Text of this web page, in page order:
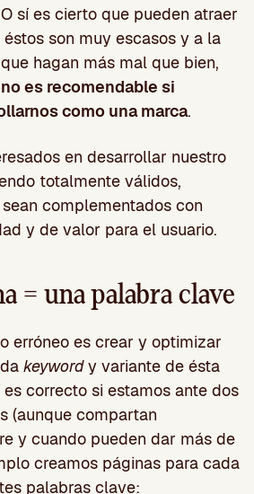
sí es cierto que pueden atraer
son muy escasos y a la
hagan más mal que bien,
es recomendable si
como una marca.
en desarrollar nuestro
totalmente válidos,
complementados con
y de valor para el usuario.
= una palabra clave
erróneo es crear y optimizar
keywordy variante de ésta
correcto si estamos ante dos
(aunque compartan
y cuando pueden dar más de
creamos páginas para cada
palabras clave: